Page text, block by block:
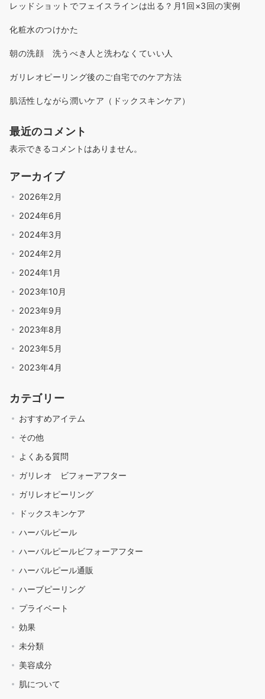
レッドショットでフェイスラインは出る？月1回×3回の実例
化粧水のつけかた
朝の洗顔 洗うべき人と洗わなくていい人
ガリレオピーリング後のご自宅でのケア方法
肌活性しながら潤いケア（ドックスキンケア）
最近のコメント
表示できるコメントはありません。
アーカイブ
2026年2月
2024年6月
2024年3月
2024年2月
2024年1月
2023年10月
2023年9月
2023年8月
2023年5月
2023年4月
カテゴリー
おすすめアイテム
その他
よくある質問
ガリレオ ビフォーアフター
ガリレオピーリング
ドックスキンケア
ハーバルピール
ハーバルピールビフォーアフター
ハーバルピール通販
ハーブピーリング
プライベート
効果
未分類
美容成分
肌について